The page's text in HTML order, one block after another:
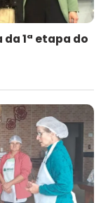
1ª etapa do